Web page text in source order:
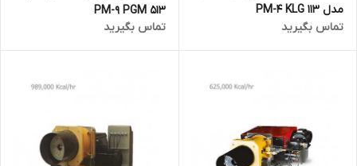
مدل 113 PM-4 KLG
تماس بگیرید
PM-9 PGM 513
تماس بگیرید